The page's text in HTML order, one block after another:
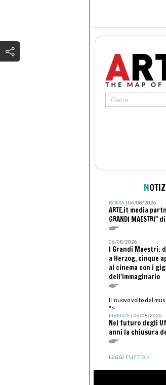
N
ROMA| 06/08/2026
ARTE.it media
GRANDI MAESTRI"
06/08/2026
I Grandi Maestri:
a Herzog, cinque
al cinema con i
dell'immaginario
Il nuovo volto del
">
FIRENZE| 06/08/2026
Nel futuro degli
anni la chiusura
LEGGI TUTTO >